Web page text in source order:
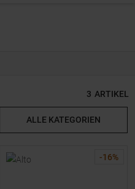
3 ARTIKEL
ALLE KATEGORIEN
-16%